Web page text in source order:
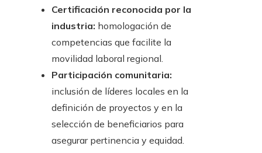
Certificación reconocida por la
industria: homologación de
competencias que facilite la
movilidad laboral regional.
Participación comunitaria:
inclusión de líderes locales en la
definición de proyectos y en la
selección de beneficiarios para
asegurar pertinencia y equidad.